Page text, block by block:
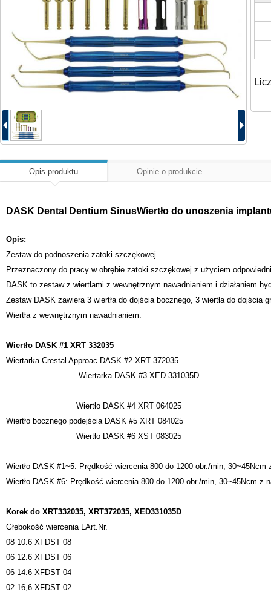
Opis produktu Opinie o produkcie
DASK Dental Dentium SinusWiertło do unoszenia
Opis:
Zestaw do podnoszenia zatoki szczękowej.
Przeznaczony do pracy w obrębie zatoki szczękowej z użyciem
DASK to zestaw z wiertłami z wewnętrznym nawadnianiem i działaniem
Zestaw DASK zawiera 3 wiertła do dojścia bocznego, 3 wiertła do
Wiertła z wewnętrznym nawadnianiem.
Wiertło DASK #1 XRT 332035
Wiertarka Crestal Approac DASK #2 XRT 372035
Wiertarka DASK #3 XED 331035D
Wiertło DASK #4 XRT 064025
Wiertło bocznego podejścia DASK #5 XRT 084025
Wiertło DASK #6 XST 083025
Wiertło DASK #1~5: Prędkość wiercenia 800 do 1200 obr./min, 30~45Ncm
Wiertło DASK #6: Prędkość wiercenia 800 do 1200 obr./min, 30~45Ncm z
Korek do XRT332035, XRT372035, XED331035D
Głębokość wiercenia LArt.Nr.
08 10.6 XFDST 08
06 12.6 XFDST 06
06 14.6 XFDST 04
02 16,6 XFDST 02